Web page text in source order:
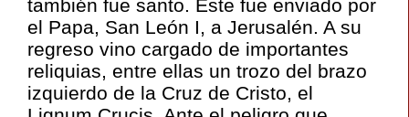
también fue santo. Éste fue enviado por
el Papa, San León I, a Jerusalén. A su
regreso vino cargado de importantes
reliquias, entre ellas un trozo del brazo
izquierdo de la Cruz de Cristo, el